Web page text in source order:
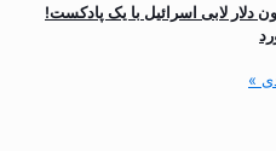
شکست ۳۲ میلیون دلار لابی اسرائیل با یک پادکست!
»